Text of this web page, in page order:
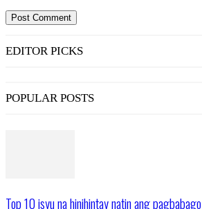
EDITOR PICKS
POPULAR POSTS
Top 10 isyu na hinihintay natin ang pagbabago